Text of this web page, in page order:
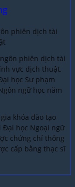
phiên dịch tài
phiên dịch tài
vực dịch thuật,
học Sư phạm
ngữ học năm
khóa đào tạo
học Ngoại ngữ
chứng chỉ thông
cấp bằng thạc sĩ